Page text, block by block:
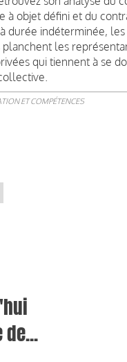
à objet défini et du
durée indéterminée,
les
qui tiennent à se
ET COMPÉTENCES